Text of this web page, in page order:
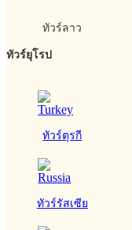
ทัวร์ลาว
ทัวร์ยุโรป
ทัวร์ตุรกี
ทัวร์รัสเซีย